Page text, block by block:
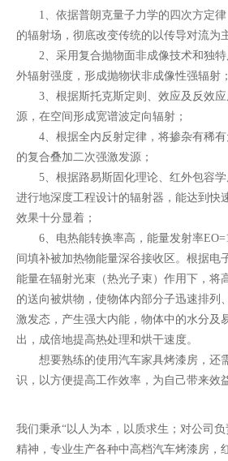
1、依据普朗克量子力学的四次方定律
的辐射场，彻底改变传统的以传导对流为
2、采用复合抛物面非成像技术和独特
外辐射强度，形成抛物状非成像性强辐射；
3、根据斯托克斯定则、效应及反效应
源，在空间形成宽谱波定向辐射；
4、根据全内反射定律，将掺杂有稀有
的复合叠加二次强激发源；
5、根据路易斯固化理论、红外包容学
进行地深度工程设计的辐射器，能达到快
效果十分显着；
6、电热能转换率高，能量发射率
间填补被加热物能量深谷接收区。根据电
能量在辐射光束（热光子束）作用下，将
的送向被烘物，使物体内部分子迅速排列
激发态，产生强大内能，物体中的水分及
出，成倍地提高热处理和烘干速度。
想要熟练的使用汽车家具烤漆房，还
识，以方便提高工作效率，为自己带来效
我们秉承“以人为本，以质求生；对公司
精神，专业生产各种中高档汽车烤漆房，